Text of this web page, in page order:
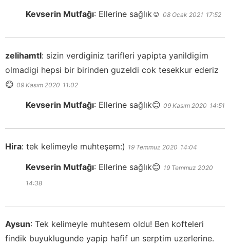
Kevserin Mutfağı: Ellerine sağlık☺️ 08 Ocak 2021 17:52
zelihamtl: sizin verdiginiz tarifleri yapipta yanildigim
olmadigi hepsi bir birinden guzeldi cok tesekkur ederiz
😊 09 Kasım 2020 11:02
Kevserin Mutfağı: Ellerine sağlık😊 09 Kasım 2020 14:51
Hira: tek kelimeyle muhteşem:) 19 Temmuz 2020 14:04
Kevserin Mutfağı: Ellerine sağlık😊 19 Temmuz 2020
14:38
Aysun: Tek kelimeyle muhtesem oldu! Ben kofteleri
findik buyuklugunde yapip hafif un serptim uzerlerine.